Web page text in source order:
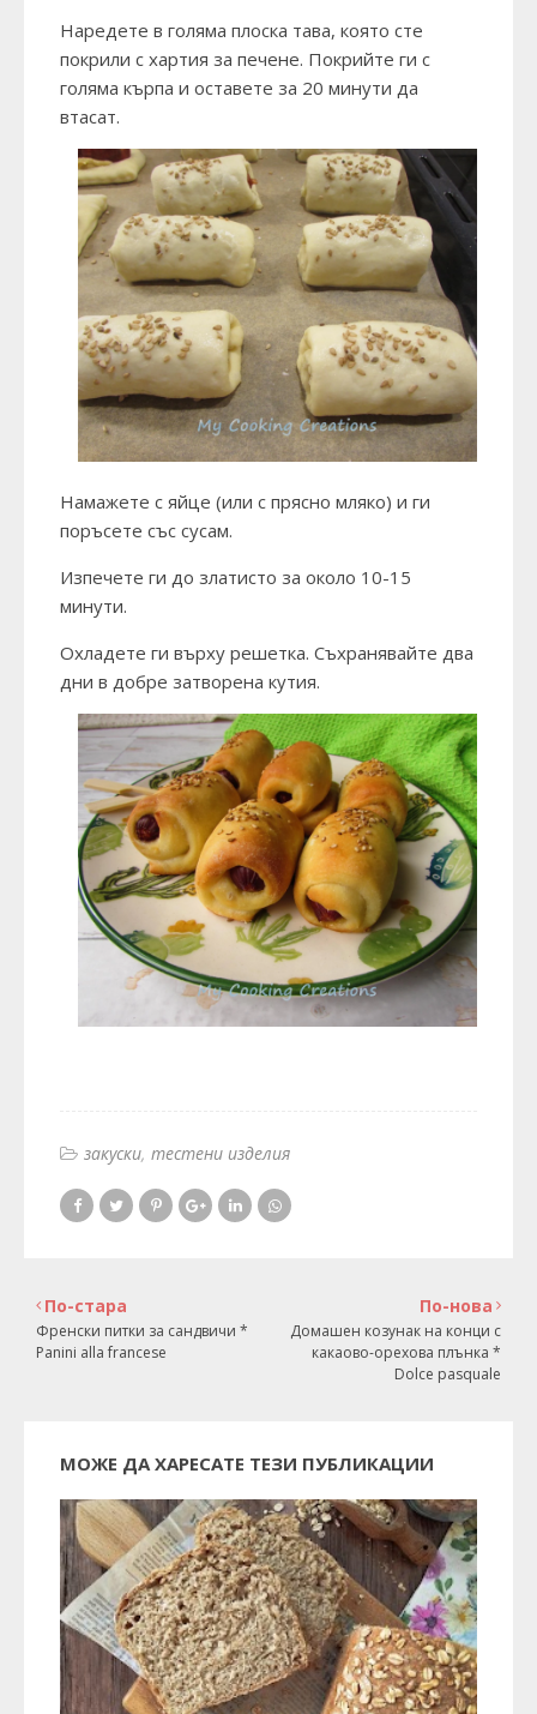
Наредете в голяма плоска тава, която сте
покрили с хартия за печене. Покрийте ги с
голяма кърпа и оставете за 20 минути да
втасат.
Намажете с яйце (или с прясно мляко) и ги
поръсете със сусам.
Изпечете ги до златисто за около 10-15
минути.
Охладете ги върху решетка. Съхранявайте два
дни в добре затворена кутия.
закуски тестени изделия
По-нова
Домашен козунак на конци с
какаово-орехова плънка *
Dolce pasquale
По-стара
Френски питки за сандвичи *
Panini alla francese
МОЖЕ ДА ХАРЕСАТЕ ТЕЗИ ПУБЛИКАЦИИ